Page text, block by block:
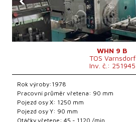
WHN 9 B
TOS Varnsdorf
Inv. č.: 251945
Rok výroby:1978
Pracovní průměr vřetena: 90 mm
Pojezd osy X: 1250 mm
Pojezd osy Y: 90 mm
Otáčky vřetene: 45 - 1120 /min.